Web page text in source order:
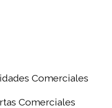
Comerciales
Comerciales